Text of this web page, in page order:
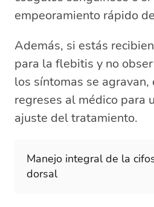
empeoramiento rápido
Además, si estás
para la flebitis y no
los síntomas se agravan,
regreses al médico para
ajuste del tratamiento.
Manejo integral de la
dorsal